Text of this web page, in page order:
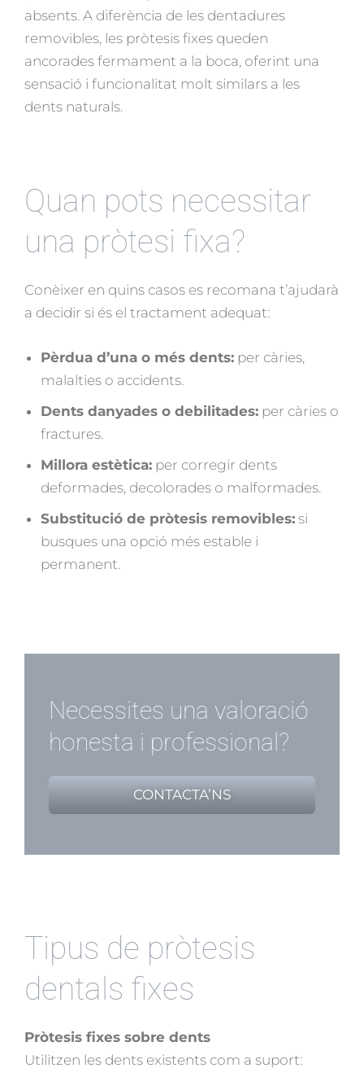
absents. A diferència de les dentadures
removibles, les pròtesis fixes queden
ancorades fermament a la boca, oferint una
sensació i funcionalitat molt similars a les
dents naturals.
Quan pots necessitar
una pròtesi fixa?
Conèixer en quins casos es recomana t’ajudarà
a decidir si és el tractament adequat:
Pèrdua d’una o més dents: per càries,
malalties o accidents.
Dents danyades o debilitades: per càries o
fractures.
Millora estètica: per corregir dents
deformades, decolorades o malformades.
Substitució de pròtesis removibles: si
busques una opció més estable i
permanent.
Necessites una valoració
honesta i professional?
CONTACTA’NS
Tipus de pròtesis
dentals fixes
Pròtesis fixes sobre dents
Utilitzen les dents existents com a suport: